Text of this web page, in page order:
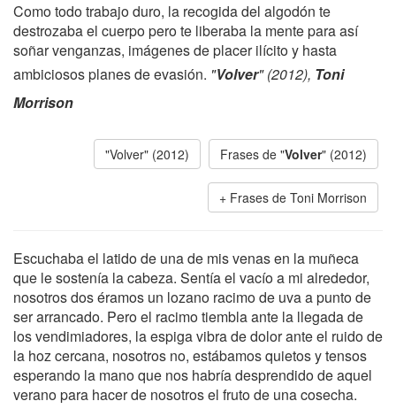
Como todo trabajo duro, la recogida del algodón te
destrozaba el cuerpo pero te liberaba la mente para así
soñar venganzas, imágenes de placer ilícito y hasta
ambiciosos planes de evasión. "Volver" (2012), Toni
Morrison
"Volver" (2012) Frases de "Volver" (2012)
Frases de Toni Morrison
Escuchaba el latido de una de mis venas en la muñeca
que le sostenía la cabeza. Sentía el vacío a mi alrededor,
nosotros dos éramos un lozano racimo de uva a punto de
ser arrancado. Pero el racimo tiembla ante la llegada de
los vendimiadores, la espiga vibra de dolor ante el ruido de
la hoz cercana, nosotros no, estábamos quietos y tensos
esperando la mano que nos habría desprendido de aquel
verano para hacer de nosotros el fruto de una cosecha.